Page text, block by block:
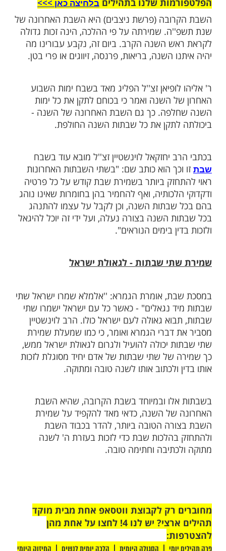
שלנו בתהיליםבלחיצה כאן >>>​
(פרשת ניצבים) היא השבת האחרונה של
שמירתה על פי ההלכה, הינה זכות גדולה
השנה, בריאות, פרנסה, זיווגים או פרי בטן.
זצ''ל הפליג מאד בשבח ימות השבוע
השנה ואמר כי בכוחם לתקן את כל ימות
כך גם השבת האחרונה של השנה -
הוא כותב שם: "בשתי השבתות האחרונות
ביותר בשמירת שבת קודש על כל פרטיה
ואף להחמיר בהן בחומרות שאינו נוהג
השנה, וכן לקבל על עצמו להתנהג
השנה בצורה נעלה, ועל ידי זה יוכל להיגאל
בימים הנוראים".
שבתות - לגאולת ישראל
אומרת הגמרא: ''אלמלא שמרו ישראל שתי
דברי הגמרא ואומר, כי כמו שמעלת שמירת
יכולה להועיל ולגרום לגאולת ישראל ממש,
של שתי שבתות של אדם יחיד מסוגלת לזכות